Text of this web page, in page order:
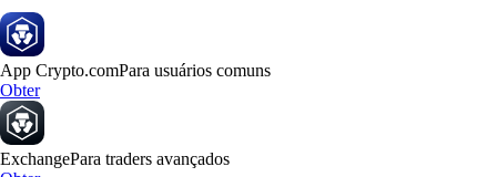
App Crypto.comPara usuários comuns
Obter
ExchangePara traders avançados